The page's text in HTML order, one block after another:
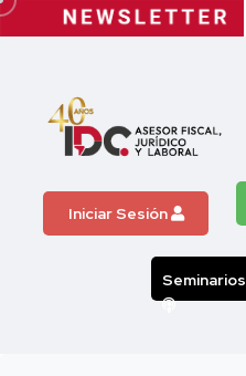
Iniciar Sesión
Seminarios